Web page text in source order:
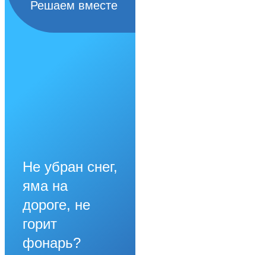
Решаем вместе
Не убран снег,
яма на
дороге, не
горит
фонарь?